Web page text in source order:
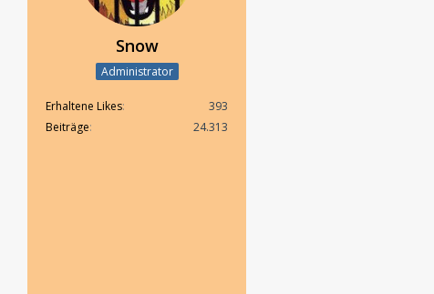
Snow
Administrator
Erhaltene Likes
393
Beiträge
24.313